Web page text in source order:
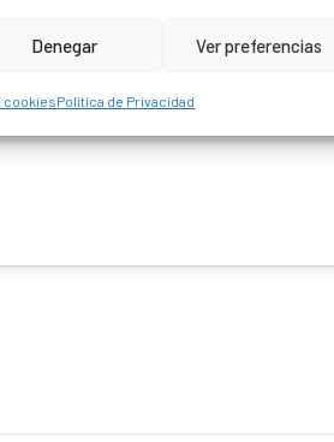
Denegar Ver preferencias
cookiesPolítica de Privacidad